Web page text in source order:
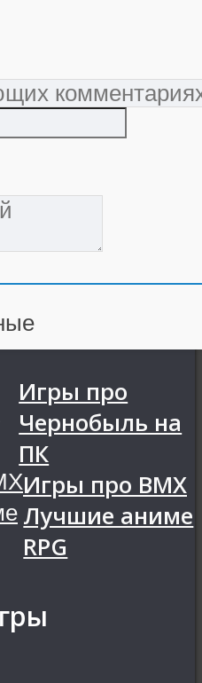
Игры про
Чернобыль на
ПК
Игры про BMX
Лучшие аниме
RPG